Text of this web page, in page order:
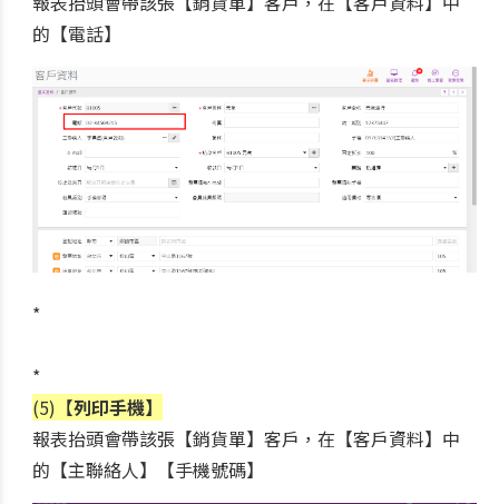
的【電話】
*
*
(5)【列印手機】
報表抬頭會帶該張【銷貨單】客戶，在【客戶資料】中
的【主聯絡人】【手機號碼】